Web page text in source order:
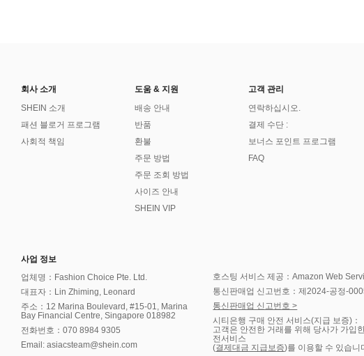
회사 소개
SHEIN 소개
패션 블로거 프로그램
사회적 책임
도움 & 지원
배송 안내
반품
환불
주문 방법
주문 조회 방법
사이즈 안내
SHEIN VIP
고객 관리
연락하십시오.
결제 수단 :
보너스 포인트 프로그램
FAQ
사업 정보
업체명：Fashion Choice Pte. Ltd.
대표자：Lin Zhiming, Leonard
주소：12 Marina Boulevard, #15-01, Marina
Bay Financial Centre, Singapore 018982
전화번호：070 8984 9305
Email: asiacsteam@shein.com
호스팅 서비스 제공：Amazon Web
통신판매업 신고번호：제2024-공정-
통신판매업 신고번호 >
시티은행 구매 안전 서비스(지급 보증)：
고객은 안전한 거래를 위해 당사가 가입
전서비스
(결제대금 지급보증)를 이용할 수 있습니